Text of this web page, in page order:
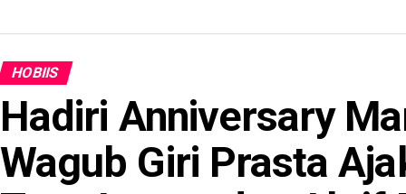
HOBIIS
Hadiri Anniversary
Wagub Giri Prasta